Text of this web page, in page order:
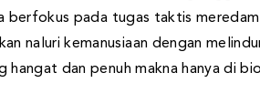
berfokus pada tugas taktis
naluri kemanusiaan dengan
hangat dan penuh makna hanya di